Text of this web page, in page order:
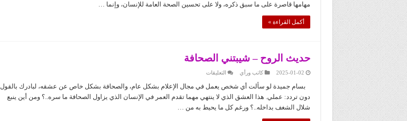
مغلقة
مهامها قاصرة على ما سبق ذكره، ولا على تحسين الصحة العامة للإنسان، وإنما …
أكمل القراءة »
حديث الروح – شيبتني الصحافة
2025-01-02 كاتب ورأي التعليقات
الروح
شيبتني
الصحافة
مغلقة
بسام جميدة لو سألت أي شخص يعمل في مجال الإعلام بشكل عام، والصحافة بشكل خاص عن عشقه، لبادرك بالقول
دون تردد: عملي. هذا العشق الذي لا ينتهي مهما تقدم العمر في الإنسان الذي يزاول الصحافة ما سره..؟ ومن أين ينبع
شلال الشغف بداخله..؟ ورغم كل ما يحيط به من …